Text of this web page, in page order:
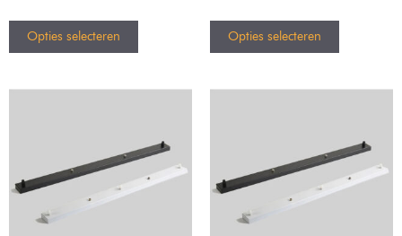
Opties selecteren Opties selecteren